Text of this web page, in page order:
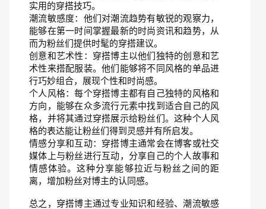
实用的穿搭技巧。
潮流敏感度：他们对潮流趋势有敏锐的观察力，
能够在第一时间掌握最新的时尚资讯和趋势，从
而为粉丝们提供时髦的穿搭建议。
创意和艺术性：穿搭博主以他们独特的创意和艺
术性来搭配服装。他们能够将不同风格的单品进
行巧妙组合，展现个性和时尚感。
个人风格：每个穿搭博主都有自己独特的风格和
方向，能够在众多流行元素中找到适合自己的风
格，并将其通过穿搭展示给粉丝们。这种个人风
格的表达能让粉丝们得到灵感并有所启发。
情感分享和互动：穿搭博主通常会在博客或社交
媒体上与粉丝进行互动，分享自己的个人故事和
情感体验。这种分享能够拉近与粉丝之间的距
离，增加粉丝对博主的认同感。
总之，穿搭博主通过专业知识和经验、潮流敏感